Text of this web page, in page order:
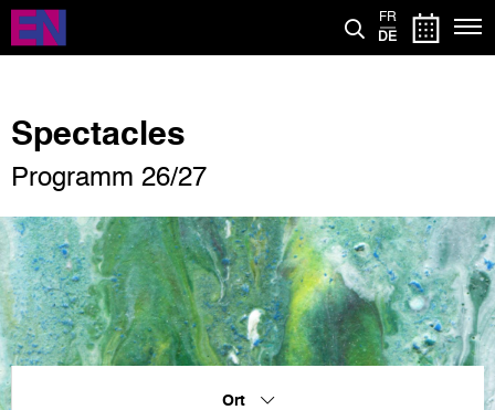
Direkt
zum
Inhalt
FR
DE
Spectacles
Programm 26/27
Ort